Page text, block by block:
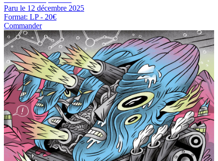
Paru le 12 décembre 2025
Format: LP - 20€
Commander